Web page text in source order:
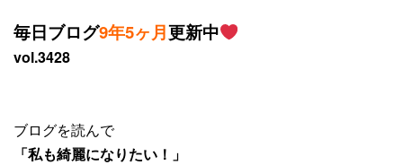
毎日ブログ9年5ヶ月更新中
vol.3428
ブログを読んで
「私も綺麗になりたい！」